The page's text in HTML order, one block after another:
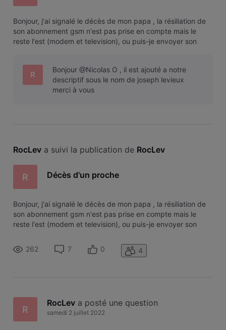
Bonjour, j'ai signalé le décès de mon papa , la résiliation de
son abonnement gsm n'est pas prise en compte mais le
reste l'est (modem et television), ou puis-je envoyer son
R
Bonjour @Nicolas O , il est ajouté a notre
descriptif sous le nom de joseph levieux
merci à vous
RocLev a suivi la publication de RocLev
R Décès d'un proche
Bonjour, j'ai signalé le décès de mon papa , la résiliation de
son abonnement gsm n'est pas prise en compte mais le
reste l'est (modem et television), ou puis-je envoyer son
262
7 0 4
R
RocLev a posté une question
samedi 2 juillet 2022